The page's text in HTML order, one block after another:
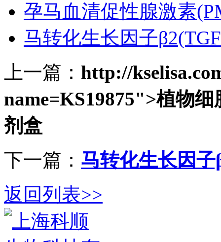
孕马血清促性腺激素
马转化生长因子
上一篇： http://
name=KS19875">植物
剂盒
下一篇： 马转化生长因
返回列表>>